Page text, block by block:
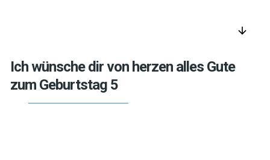
arrow_downward
Ich wünsche dir von herzen alles Gute
zum Geburtstag 5